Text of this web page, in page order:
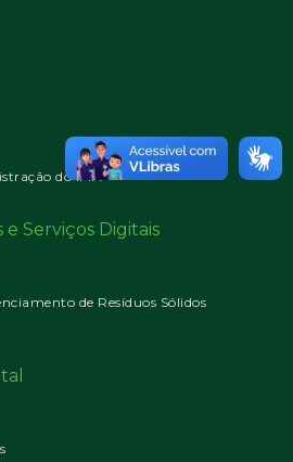
do IMA
e Serviços Digitais
de Resíduos Sólidos